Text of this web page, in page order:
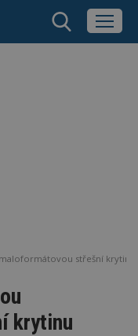
střešní krytinu
krytinu